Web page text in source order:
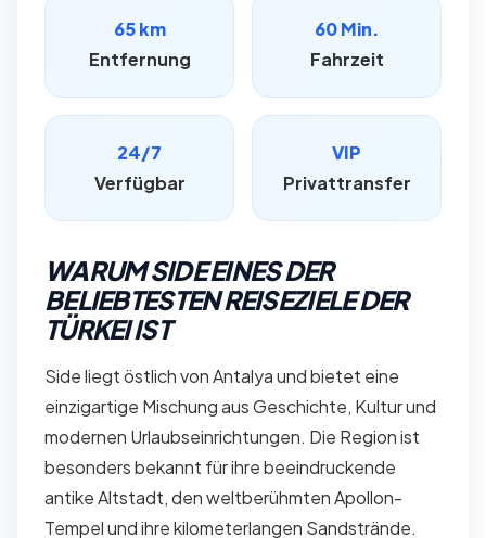
65 km
Entfernung
60 Min.
Fahrzeit
24/7
Verfügbar
VIP
Privattransfer
WARUM SIDE EINES DER
BELIEBTESTEN REISEZIELE DER
TÜRKEI IST
Side liegt östlich von Antalya und bietet eine
einzigartige Mischung aus Geschichte, Kultur und
modernen Urlaubseinrichtungen. Die Region ist
besonders bekannt für ihre beeindruckende
antike Altstadt, den weltberühmten Apollon-
Tempel und ihre kilometerlangen Sandstrände.